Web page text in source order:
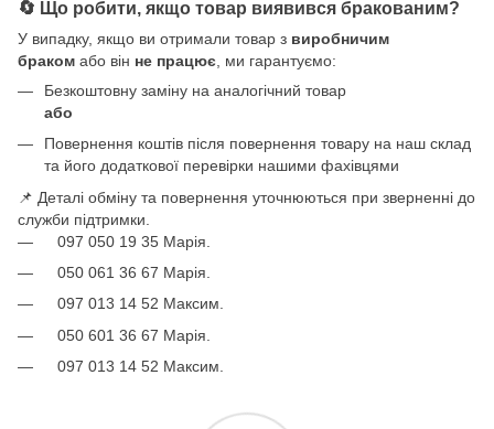
🔄 Що робити, якщо товар виявився бракованим?
У випадку, якщо ви отримали товар з виробничим
браком або він не працює , ми гарантуємо:
Безкоштовну заміну на аналогічний товар
або
Повернення коштів після повернення товару на наш склад
та його додаткової перевірки нашими фахівцями
📌 Деталі обміну та повернення уточнюються при зверненні до
служби підтримки.
097 050 19 35 Марія.
050 061 36 67 Марія.
097 013 14 52 Максим.
050 601 36 67 Марія.
097 013 14 52 Максим.